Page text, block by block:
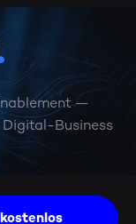
—
Digital-Business